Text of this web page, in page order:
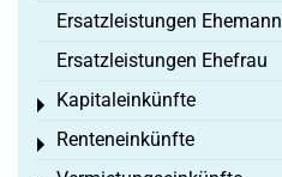
Ersatzleistungen Ehemann
Ersatzleistungen Ehefrau
Kapitaleinkünfte
Toggle menu
Renteneinkünfte
Toggle menu